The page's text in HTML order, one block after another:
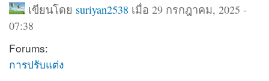
เขียนโดย suriyan2538 เมื่อ 29 กรกฎาคม, 2025 -
07:38
Forums:
การปรับแต่ง